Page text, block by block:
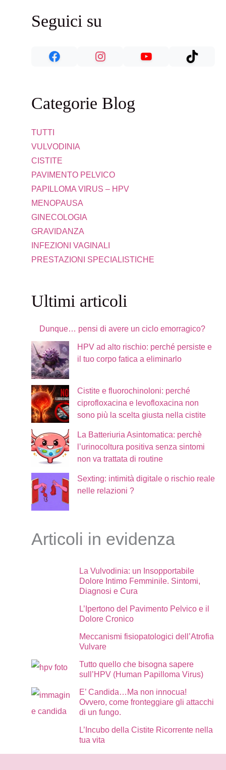
Seguici su
Categorie Blog
TUTTI
VULVODINIA
CISTITE
PAVIMENTO PELVICO
PAPILLOMA VIRUS – HPV
MENOPAUSA
GINECOLOGIA
GRAVIDANZA
INFEZIONI VAGINALI
PRESTAZIONI SPECIALISTICHE
Ultimi articoli
Dunque… pensi di avere un ciclo emorragico?
HPV ad alto rischio: perché persiste e
il tuo corpo fatica a eliminarlo
Cistite e fluorochinoloni: perché
ciprofloxacina e levofloxacina non
sono più la scelta giusta nella cistite
La Batteriuria Asintomatica: perchè
l’urinocoltura positiva senza sintomi
non va trattata di routine
Sexting: intimità digitale o rischio reale
nelle relazioni ?
Articoli in evidenza
La Vulvodinia: un Insopportabile
Dolore Intimo Femminile. Sintomi,
Diagnosi e Cura
L’Ipertono del Pavimento Pelvico e il
Dolore Cronico
Meccanismi fisiopatologici dell’Atrofia
Vulvare
Tutto quello che bisogna sapere
sull’HPV (Human Papilloma Virus)
E’ Candida…Ma non innocua!
Ovvero, come fronteggiare gli attacchi
di un fungo.
L’Incubo della Cistite Ricorrente nella
tua vita